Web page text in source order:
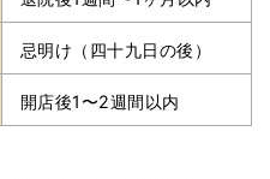
忌明け（四十九日の後）
開店後1〜2週間以内